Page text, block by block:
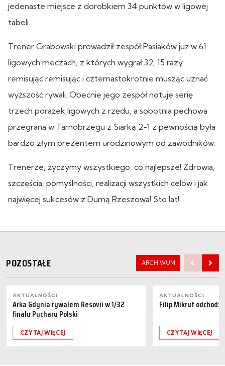
jedenaste miejsce z dorobkiem 34 punktów w ligowej
tabeli.
Trener Grabowski prowadził zespół Pasiaków już w 61
ligowych meczach, z których wygrał 32, 15 razy
remisując remisując i czternastokrotnie musząc uznać
wyższość rywali. Obecnie jego zespół notuje serię
trzech porażek ligowych z rzędu, a sobotnia pechowa
przegrana w Tarnobrzegu z Siarką 2-1 z pewnością była
bardzo złym prezentem urodzinowym od zawodników.
Trenerze, życzymy wszystkiego, co najlepsze! Zdrowia,
szczęścia, pomyślności, realizacji wszystkich celów i jak
najwięcej sukcesów z Dumą Rzeszowa! Sto lat!
POZOSTAŁE ARCHIWUM
AKTUALNOŚCI
Arka Gdynia rywalem Resovii w 1/32
finału Pucharu Polski
CZYTAJ WIĘCEJ
AKTUALNOŚCI
Filip Mikrut
CZYTAJ WIĘCEJ